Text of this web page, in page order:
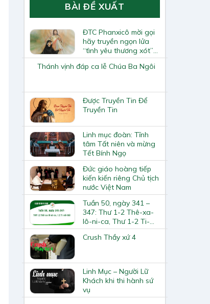
BÀI ĐỀ XUẤT
ĐTC Phanxicô mời gọi
hãy truyền ngọn lửa
“tình yêu thương xót”
của Chúa Giê-su
Thánh vịnh đáp ca lễ Chúa Ba Ngôi
Được Truyền Tin Để
Truyền Tin
Linh mục đoàn: Tĩnh
tâm Tất niên và mừng
Tết Bính Ngọ
Đức giáo hoàng tiếp
kiến kiến riêng Chủ tịch
nước Việt Nam
Tuần 50, ngày 341 –
347: Thư 1-2 Thê-xa-
lô-ni-ca, Thư 1-2 Ti-
mô-thê | 365 ngày
Hiệp hành với Lời Chúa
Crush Thầy xứ 4
Linh Mục – Người Lữ
Khách khi thi hành sứ
vụ